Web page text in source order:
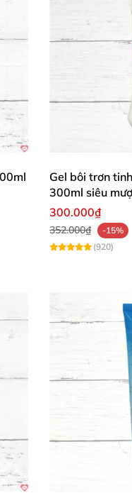
ít kích ứng – tự
khiết, giúp bạn tận
tái bôi nếu cần.
tế
siêu mịn, dùng suốt
liệu xịn, lướt
“Dài lâu và sang
một giải pháp bôi
Fusion Silicone
cuộc yêu
hàng và trải nghiệm
Gel bôi trơn
300ml siêu
300.000₫
352.000₫
-15%
(920)